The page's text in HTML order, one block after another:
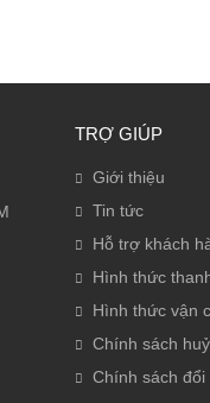
TRỢ GIÚP
Giới thiệu
Tin tức
Hỗ trợ khách
Hình thức
Hình thức vận
Chính sách
Chính sách đổi